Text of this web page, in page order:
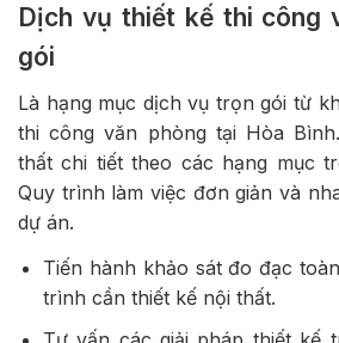
Dịch vụ thiết kế thi công
gói
Là hạng mục dịch vụ trọn gói từ
thi công văn phòng tại Hòa
thất chi tiết theo các hạng mục
Quy trình làm việc đơn giản và
dự án.
Tiến hành khảo sát đo đạc
trình cần thiết kế nội thất.